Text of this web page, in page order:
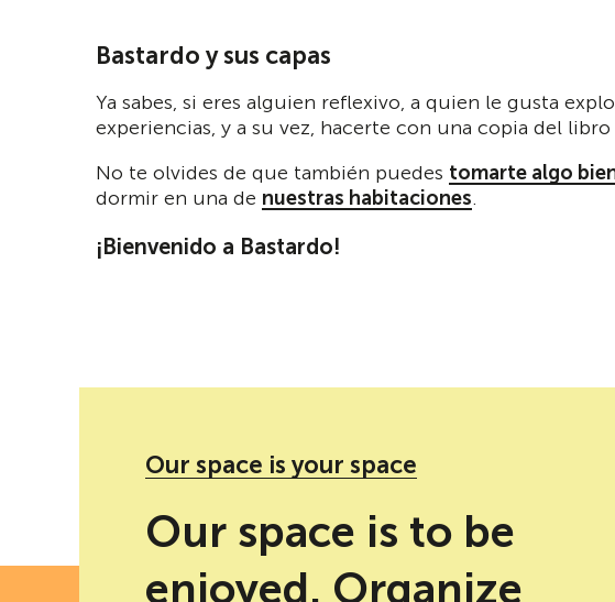
Bastardo y sus capas
Ya sabes, si eres alguien reflexivo, a quien le gusta
experiencias, y a su vez, hacerte con una copia del
No te olvides de que también puedes tomarte algo
dormir en una de nuestras habitaciones.
¡Bienvenido a Bastardo!
Our space is your space
Our space is to be
enjoyed. Organize